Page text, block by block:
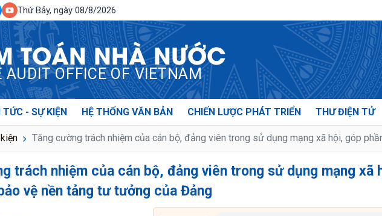
Thứ Bảy, ngày 08/8/2026
TOÁN NHÀ NƯỚC
AUDIT OFFICE OF VIETNAM
TỨC - SỰ KIỆN HỆ THỐNG VĂN BẢN CHIẾN LƯỢC PHÁT TRIỂN THƯ ĐIỆN TỬ
Tăng cường trách nhiệm của cán bộ, đảng viên trong sử dụng mạng xã hội, góp
trách nhiệm của cán bộ, đảng viên trong sử dụng mạng xã
vệ nền tảng tư tưởng của Đảng